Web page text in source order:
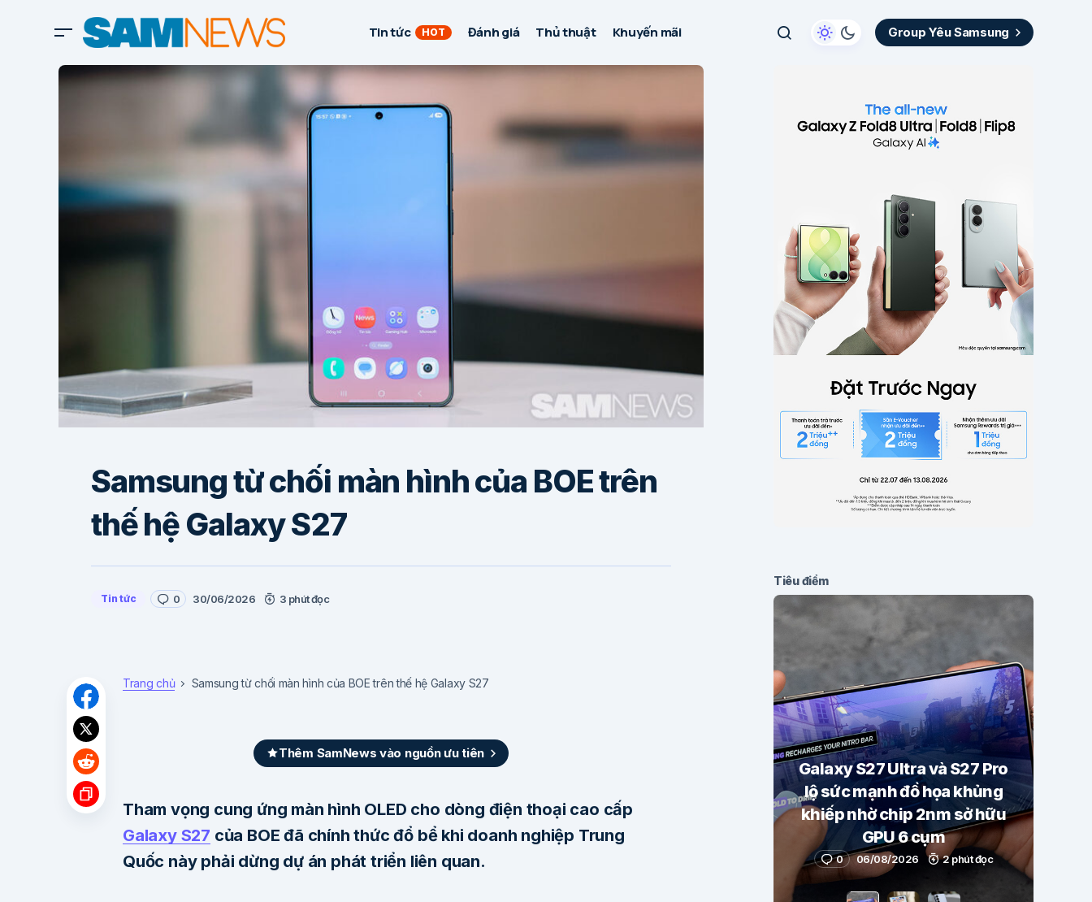
Tin tức HOT Đánh giá Thủ thuật Khuyến mãi Group Yêu Samsung
Samsung từ chối màn hình của BOE trên
thế hệ Galaxy S27
Tin tức 0 30/06/2026 3 phút đọc
Trang chủ Samsung từ chối màn hình của BOE trên thế hệ Galaxy S27
Thêm SamNews vào nguồn ưu tiên
Tham vọng cung ứng màn hình OLED cho dòng điện thoại cao cấp
Galaxy S27 của BOE đã chính thức đổ bể khi doanh nghiệp Trung
Quốc này phải dừng dự án phát triển liên quan.
Tiêu điểm
Galaxy S27 Ultra và S27 Pro
lộ sức mạnh đồ họa khủng
khiếp nhờ chip 2nm sở hữu
GPU 6 cụm
0 06/08/2026 2 phút đọc